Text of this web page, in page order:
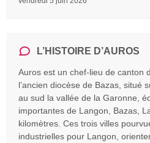
L’HISTOIRE D’AUROS
Auros est un chef-lieu de canton
l’ancien diocèse de Bazas, situé
au sud la vallée de la Garonne,
importantes de Langon, Bazas,
kilomètres. Ces trois villes
industrielles pour Langon,